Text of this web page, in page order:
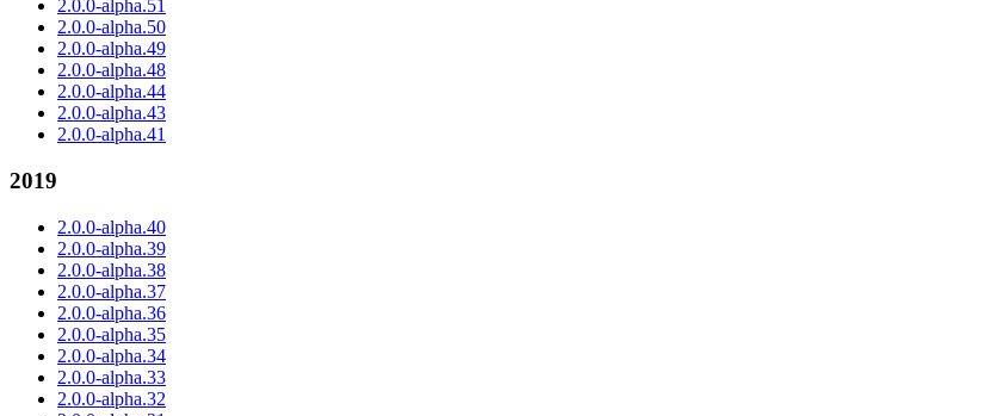
2.0.0-alpha.51
2.0.0-alpha.50
2.0.0-alpha.49
2.0.0-alpha.48
2.0.0-alpha.44
2.0.0-alpha.43
2.0.0-alpha.41
2019
2.0.0-alpha.40
2.0.0-alpha.39
2.0.0-alpha.38
2.0.0-alpha.37
2.0.0-alpha.36
2.0.0-alpha.35
2.0.0-alpha.34
2.0.0-alpha.33
2.0.0-alpha.32